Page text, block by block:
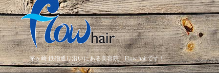
茅ヶ崎 鉄砲通り沿いにある美容院 Flow hairです！